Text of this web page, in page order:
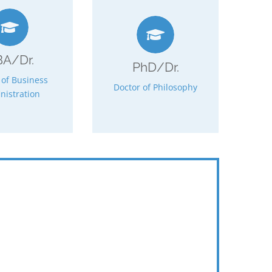
Dr.
Business
ECTS
/ max.
Jahre
PhD/Dr.
Doctor of Philosophy
Philosophy
180 ECTS
8 Semester
mind. 48 Monate / max.
7 Jahre